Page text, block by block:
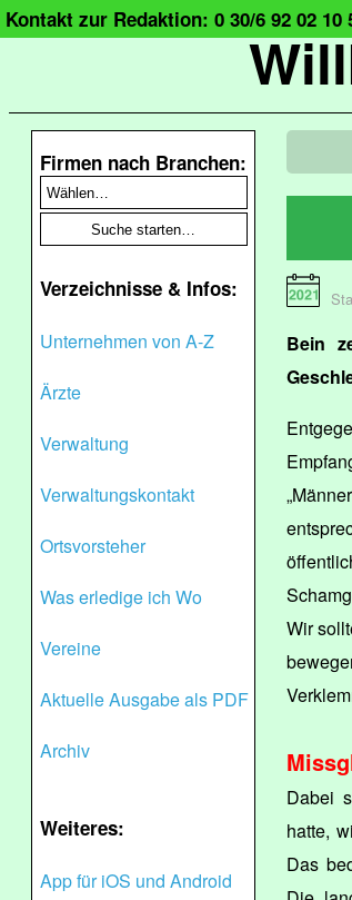
Kontakt zur Redaktion: 0 30/6 92 02 10
Firmen nach Branchen:
Verzeichnisse & Infos:
Unternehmen von A-Z
Ärzte
Verwaltung
Verwaltungskontakt
Ortsvorsteher
Was erledige ich Wo
Vereine
Aktuelle Ausgabe als PDF
Archiv
Weiteres:
App für iOS und Android
Bein
Wir
Dabei
hatte,
Das